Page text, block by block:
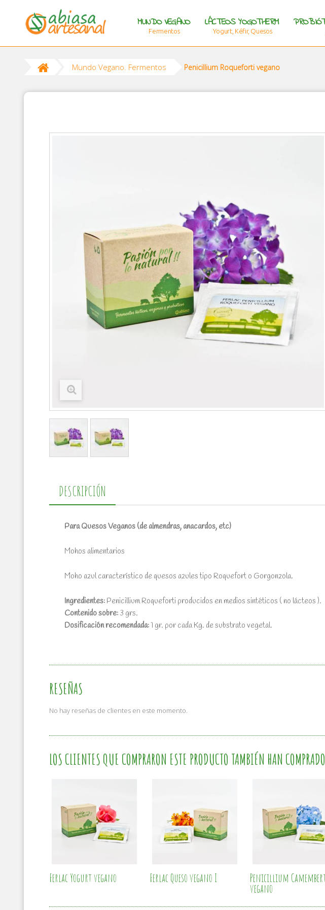
MUNDO VEGANO
Fermentos
LÁCTEOS YOGOTHERM
Yogurt, Kéfir, Quesos
Mundo Vegano. Fermentos Penicillium Roqueforti vegano
DESCRIPCIÓN
Para Quesos Veganos (de almendras, anacardos, etc)
Mohos alimentarios
Moho azul característico de quesos azules tipo Roquefort o Gorgonzola.
Ingredientes: Penicillium Roqueforti producidos en medios sintéticos ( no lácteos ).
Contenido sobre: 3 grs.
Dosificación recomendada:1 gr. por cada Kg. de substrato vegetal.
RESEÑAS
No hay reseñas de clientes en este momento.
LOS CLIENTES QUE COMPRARON ESTE PRODUCTO TAMBIÉN HAN
Ferlac Yogurt vegano Ferlac Queso vegano I Penicillium
vegano